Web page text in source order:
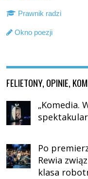
Prawnik radzi
Okno poezji
FELIETONY, OPINIE,
„Komedia.
Po
Rewia
klasa